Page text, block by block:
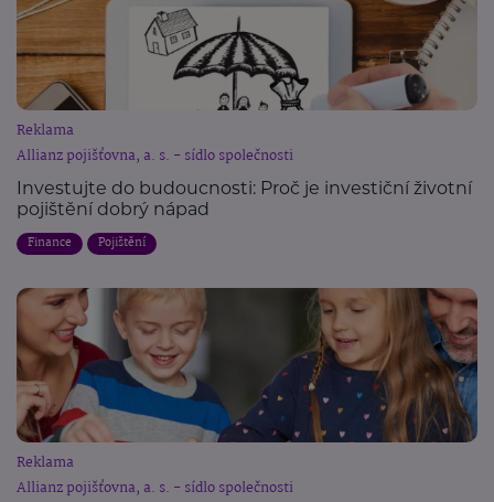
Reklama
Allianz pojišťovna, a. s. - sídlo společnosti
Investujte do budoucnosti: Proč je investiční životní
pojištění dobrý nápad
Finance Pojištění
Reklama
Allianz pojišťovna, a. s. - sídlo společnosti